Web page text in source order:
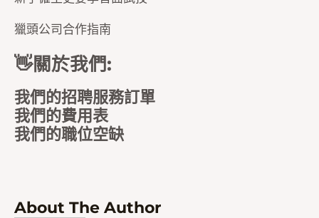
獵頭公司合作指南
👋關於我們:
我們的招聘服務訂單
我們的費用表
我們的職位空缺
About The Author